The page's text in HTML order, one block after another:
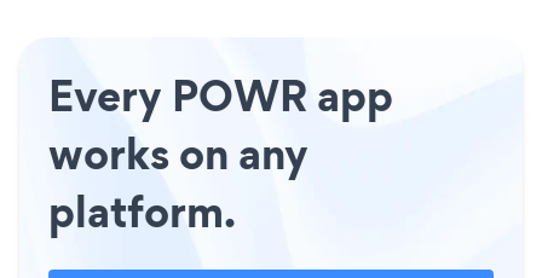
Every POWR app
works on any
platform.